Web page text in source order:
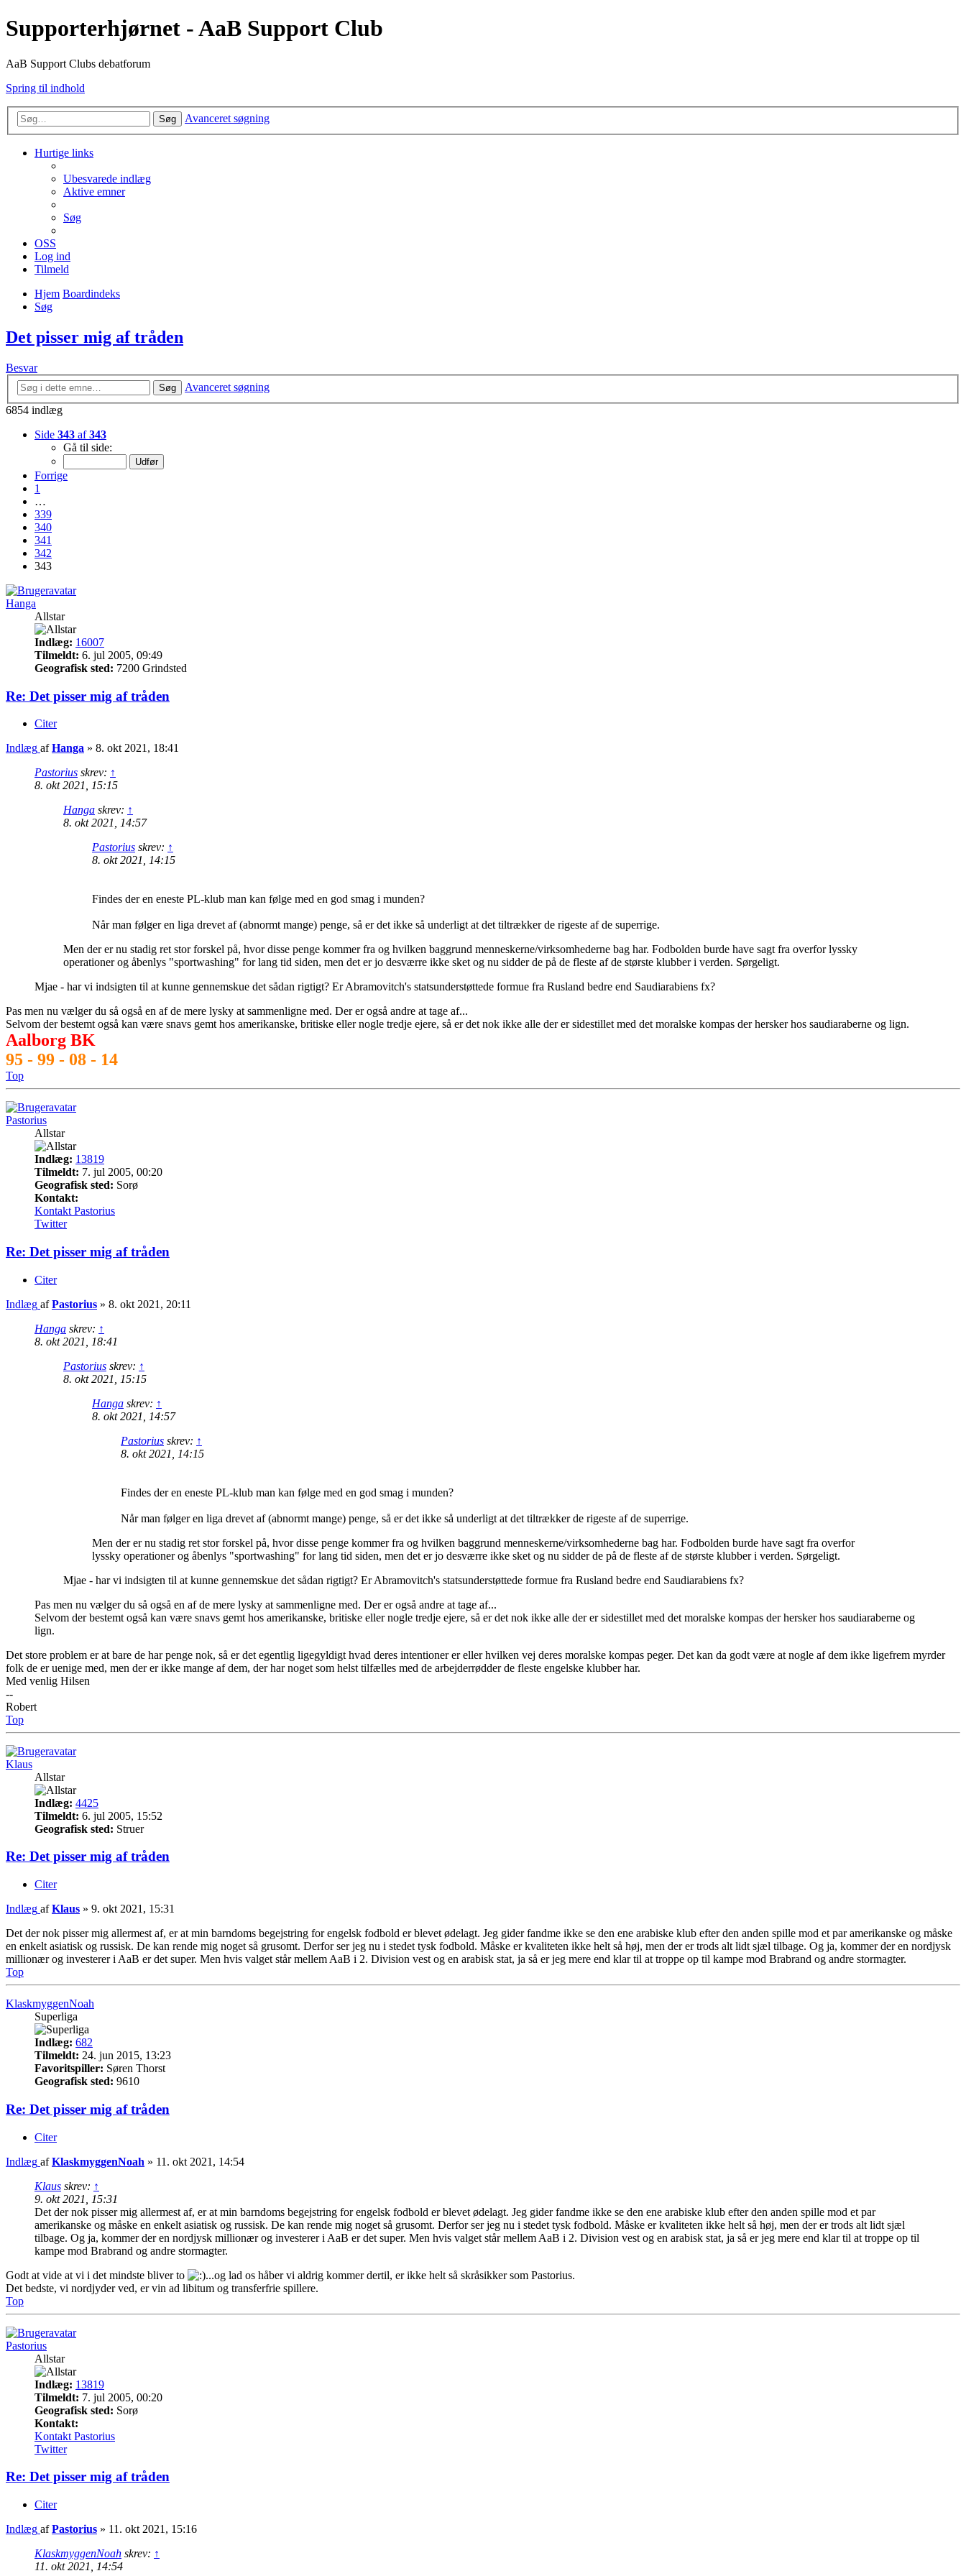
Supporterhjørnet - AaB Support Club
AaB Support Clubs debatforum
Spring til indhold
Søg Avanceret søgning
Hurtige links
Ubesvarede indlæg
Aktive emner
Søg
OSS
Log ind
Tilmeld
Hjem Boardindeks
Søg
Det pisser mig af tråden
Besvar
Søg
Avanceret søgning
6854 indlæg
Side 343 af343
Gå til side:
Forrige
1
…
339
340
341
342
343
Hanga
Allstar
Indlæg: 16007
Tilmeldt: 6. jul 2005, 09:49
Geografisk sted: 7200 Grindsted
Re: Det pisser mig af tråden
Citer
Indlæg afHanga » 8. okt 2021, 18:41
Pastorius skrev: ↑
8. okt 2021, 15:15
Hanga skrev: ↑
8. okt 2021, 14:57
Pastorius skrev: ↑
8. okt 2021, 14:15
Findes der en eneste PL-klub man kan følge med en god smag i munden?
Når man følger en liga drevet af (abnormt mange) penge, så er det ikke så underligt at det tiltrækker de rigeste af de superrige.
Men der er nu stadig ret stor forskel på, hvor disse penge kommer fra og hvilken baggrund menneskerne/virksomhederne bag har. Fodbolden burde have sagt fra overfor lyssky
operationer og åbenlys "sportwashing" for lang tid siden, men det er jo desværre ikke sket og nu sidder de på de fleste af de største klubber i verden. Sørgeligt.
Mjae - har vi indsigten til at kunne gennemskue det sådan rigtigt? Er Abramovitch's statsunderstøttede formue fra Rusland bedre end Saudiarabiens fx?
Pas men nu vælger du så også en af de mere lysky at sammenligne med. Der er også andre at tage af...
Selvom der bestemt også kan være snavs gemt hos amerikanske, britiske eller nogle tredje ejere, så er det nok ikke alle der er sidestillet med det moralske kompas der hersker hos saudiaraberne og lign.
Aalborg BK
95 - 99 - 08 - 14
Top
Pastorius
Allstar
Indlæg: 13819
Tilmeldt: 7. jul 2005, 00:20
Geografisk sted: Sorø
Kontakt:
Kontakt Pastorius
Twitter
Re: Det pisser mig af tråden
Citer
Indlæg afPastorius » 8. okt 2021, 20:11
Hanga skrev: ↑
8. okt 2021, 18:41
Pastorius skrev: ↑
8. okt 2021, 15:15
Hanga skrev: ↑
8. okt 2021, 14:57
Pastorius skrev: ↑
8. okt 2021, 14:15
Findes der en eneste PL-klub man kan følge med en god smag i munden?
Når man følger en liga drevet af (abnormt mange) penge, så er det ikke så underligt at det tiltrækker de rigeste af de superrige.
Men der er nu stadig ret stor forskel på, hvor disse penge kommer fra og hvilken baggrund menneskerne/virksomhederne bag har. Fodbolden burde have sagt fra overfor
lyssky operationer og åbenlys "sportwashing" for lang tid siden, men det er jo desværre ikke sket og nu sidder de på de fleste af de største klubber i verden. Sørgeligt.
Mjae - har vi indsigten til at kunne gennemskue det sådan rigtigt? Er Abramovitch's statsunderstøttede formue fra Rusland bedre end Saudiarabiens fx?
Pas men nu vælger du så også en af de mere lysky at sammenligne med. Der er også andre at tage af...
Selvom der bestemt også kan være snavs gemt hos amerikanske, britiske eller nogle tredje ejere, så er det nok ikke alle der er sidestillet med det moralske kompas der hersker hos saudiaraberne og
lign.
Det store problem er at bare de har penge nok, så er det egentlig ligegyldigt hvad deres intentioner er eller hvilken vej deres moralske kompas peger. Det kan da godt være at nogle af dem ikke ligefrem myrder
folk de er uenige med, men der er ikke mange af dem, der har noget som helst tilfælles med de arbejderrødder de fleste engelske klubber har.
Med venlig Hilsen
--
Robert
Top
Klaus
Allstar
Indlæg: 4425
Tilmeldt: 6. jul 2005, 15:52
Geografisk sted: Struer
Re: Det pisser mig af tråden
Citer
Indlæg afKlaus » 9. okt 2021, 15:31
Det der nok pisser mig allermest af, er at min barndoms begejstring for engelsk fodbold er blevet ødelagt. Jeg gider fandme ikke se den ene arabiske klub efter den anden spille mod et par amerikanske og måske
en enkelt asiatisk og russisk. De kan rende mig noget så grusomt. Derfor ser jeg nu i stedet tysk fodbold. Måske er kvaliteten ikke helt så høj, men der er trods alt lidt sjæl tilbage. Og ja, kommer der en nordjysk
millionær og investerer i AaB er det super. Men hvis valget står mellem AaB i 2. Division vest og en arabisk stat, ja så er jeg mere end klar til at troppe op til kampe mod Brabrand og andre stormagter.
Top
KlaskmyggenNoah
Superliga
Indlæg: 682
Tilmeldt: 24. jun 2015, 13:23
Favoritspiller: Søren Thorst
Geografisk sted: 9610
Re: Det pisser mig af tråden
Citer
Indlæg afKlaskmyggenNoah » 11. okt 2021, 14:54
Klaus skrev: ↑
9. okt 2021, 15:31
Det der nok pisser mig allermest af, er at min barndoms begejstring for engelsk fodbold er blevet ødelagt. Jeg gider fandme ikke se den ene arabiske klub efter den anden spille mod et par
amerikanske og måske en enkelt asiatisk og russisk. De kan rende mig noget så grusomt. Derfor ser jeg nu i stedet tysk fodbold. Måske er kvaliteten ikke helt så høj, men der er trods alt lidt sjæl
tilbage. Og ja, kommer der en nordjysk millionær og investerer i AaB er det super. Men hvis valget står mellem AaB i 2. Division vest og en arabisk stat, ja så er jeg mere end klar til at troppe op til
kampe mod Brabrand og andre stormagter.
Godt at vide at vi i det mindste bliver to
...og lad os håber vi aldrig kommer dertil, er ikke helt så skråsikker som Pastorius.
Det bedste, vi nordjyder ved, er vin ad libitum og transferfrie spillere.
Top
Pastorius
Allstar
Indlæg: 13819
Tilmeldt: 7. jul 2005, 00:20
Geografisk sted: Sorø
Kontakt:
Kontakt Pastorius
Twitter
Re: Det pisser mig af tråden
Citer
Indlæg afPastorius » 11. okt 2021, 15:16
KlaskmyggenNoah skrev: ↑
11. okt 2021, 14:54